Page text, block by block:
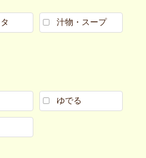
汁物・スープ
ゆでる